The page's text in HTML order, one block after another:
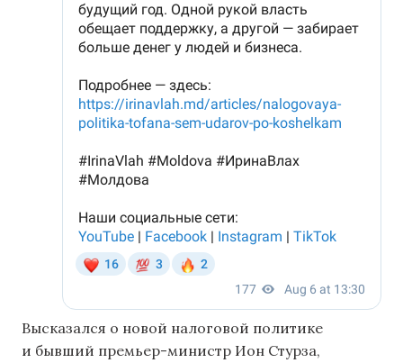
Высказался о новой налоговой политике
и бывший премьер-министр Ион Стурза,